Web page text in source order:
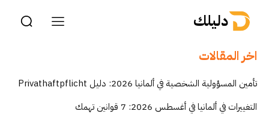
دليلك
اخر المقالات
تأمين المسؤولية الشخصية في ألمانيا 2026: دليل Privathaftpflicht
التغييرات في ألمانيا في أغسطس 2026: 7 قوانين تهمك